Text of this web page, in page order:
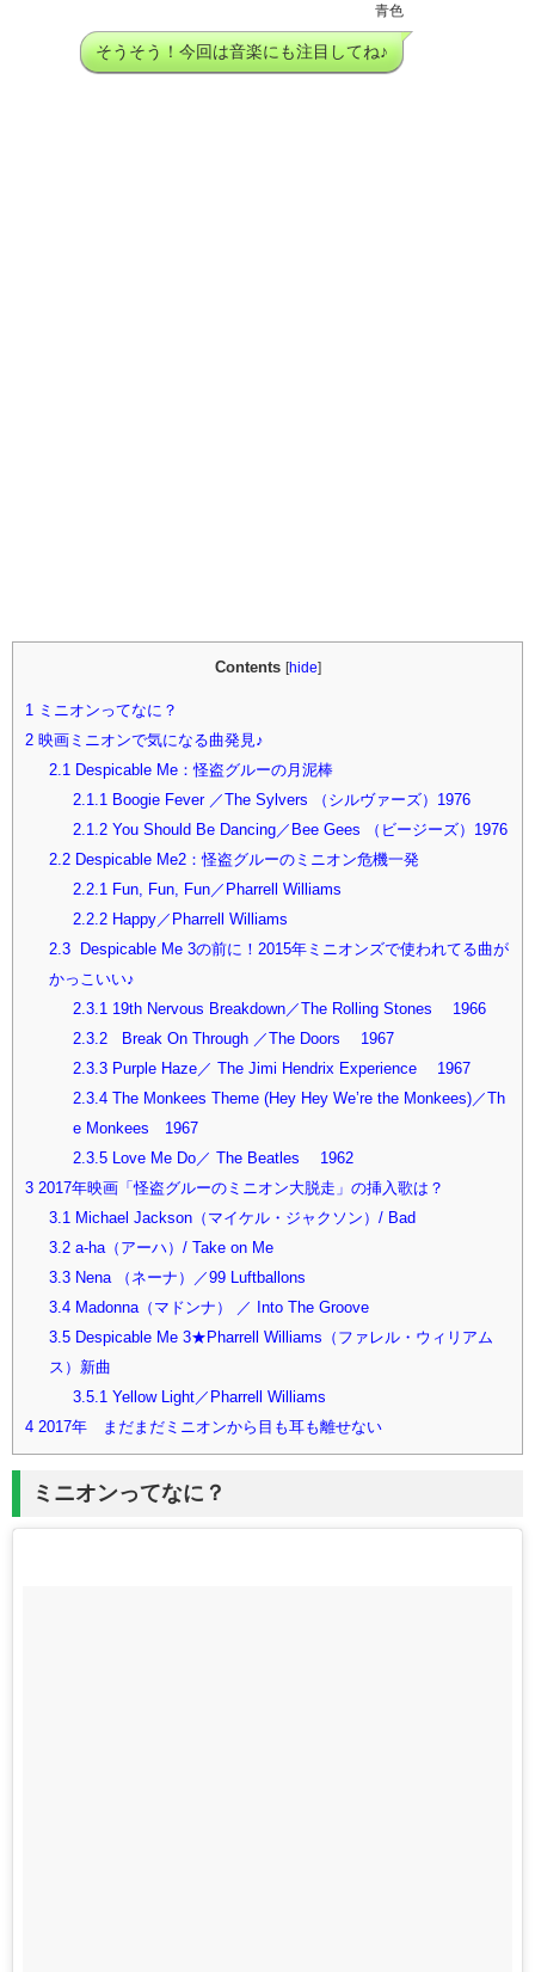
青色
そうそう！今回は音楽にも注目してね♪
Contents [hide]
1 ミニオンってなに？
2 映画ミニオンで気になる曲発見♪
2.1Despicable Me：怪盗グルーの月泥棒
2.1.1Boogie Fever ／The Sylvers （シルヴァーズ）1976
2.1.2You Should Be Dancing／Bee Gees （ビージーズ）1976
2.2Despicable Me2：怪盗グルーのミニオン危機一発
2.2.1Fun, Fun, Fun／Pharrell Williams
2.2.2Happy／Pharrell Williams
2.3Despicable Me 3の前に！2015年ミニオンズで使われてる曲が
かっこいい♪
2.3.119th Nervous Breakdown／The Rolling Stones 1966
2.3.2Break On Through ／The Doors 1967
2.3.3Purple Haze／ The Jimi Hendrix Experience 1967
2.3.4The Monkees Theme (Hey Hey We’re the Monkees)／Th
e Monkees 1967
2.3.5Love Me Do／ The Beatles 1962
3 2017年映画「怪盗グルーのミニオン大脱走」の挿入歌は？
3.1Michael Jackson（マイケル・ジャクソン）/ Bad
3.2a-ha（アーハ）/ Take on Me
3.3Nena （ネーナ）／99 Luftballons
3.4Madonna（マドンナ） ／ Into The Groove
3.5Despicable Me 3★Pharrell Williams（ファレル・ウィリアム
ス）新曲
3.5.1Yellow Light／Pharrell Williams
4 2017年 まだまだミニオンから目も耳も離せない
ミニオンってなに？